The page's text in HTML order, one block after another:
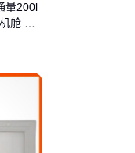
量200l
舱 移